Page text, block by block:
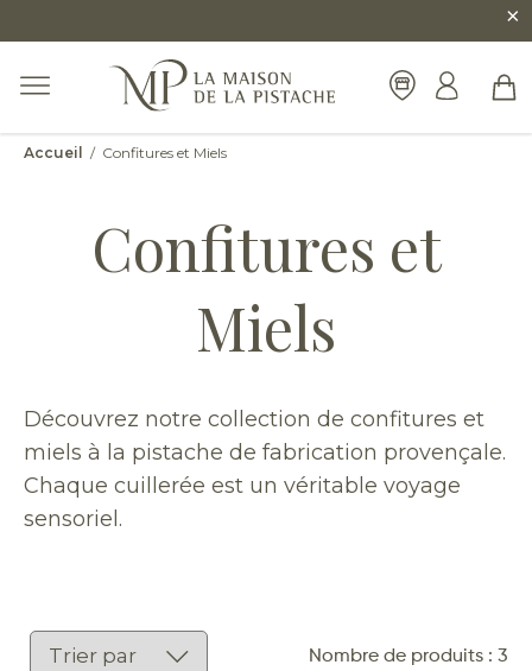
×
Accueil / Confitures et Miels
Confitures et
Miels
Découvrez notre collection de confitures et
miels à la pistache de fabrication provençale.
Chaque cuillerée est un véritable voyage
sensoriel.
Nombre de produits : 3